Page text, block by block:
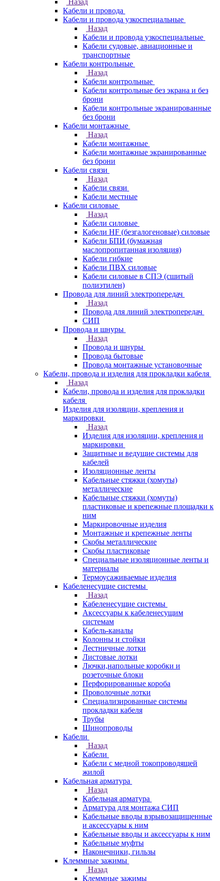
Назад
Кабели и провода
Кабели и провода узкоспециальные
Назад
Кабели и провода узкоспециальные
Кабели судовые, авиационные и
транспортные
Кабели контрольные
Назад
Кабели контрольные
Кабели контрольные без экрана и без
брони
Кабели контрольные экранированные
без брони
Кабели монтажные
Назад
Кабели монтажные
Кабели монтажные экранированные
без брони
Кабели связи
Назад
Кабели связи
Кабели местные
Кабели силовые
Назад
Кабели силовые
Кабели HF (безгалогеновые) силовые
Кабели БПИ (бумажная
маслопропитанная изоляция)
Кабели гибкие
Кабели ПВХ силовые
Кабели силовые в СПЭ (сшитый
полиэтилен)
Провода для линий электропередач
Назад
Провода для линий электропередач
СИП
Провода и шнуры
Назад
Провода и шнуры
Провода бытовые
Провода монтажные установочные
Кабели, провода и изделия для прокладки кабеля
Назад
Кабели, провода и изделия для прокладки
кабеля
Изделия для изоляции, крепления и
маркировки
Назад
Изделия для изоляции, крепления и
маркировки
Защитные и ведущие системы для
кабелей
Изоляционные ленты
Кабельные стяжки (хомуты)
металлические
Кабельные стяжки (хомуты)
пластиковые и крепежные площадки к
ним
Маркировочные изделия
Монтажные и крепежные ленты
Скобы металлические
Скобы пластиковые
Специальные изоляционные ленты и
материалы
Термоусаживаемые изделия
Кабеленесущие системы
Назад
Кабеленесущие системы
Аксессуары к кабеленесущим
системам
Кабель-каналы
Колонны и стойки
Лестничные лотки
Листовые лотки
Лючки,напольные коробки и
розеточные блоки
Перфорированные короба
Проволочные лотки
Специализированные системы
прокладки кабеля
Трубы
Шинопроводы
Кабели
Назад
Кабели
Кабели с медной токопроводящей
жилой
Кабельная арматура
Назад
Кабельная арматура
Арматура для монтажа СИП
Кабельные вводы взрывозащищенные
и аксессуары к ним
Кабельные вводы и аксессуары к ним
Кабельные муфты
Наконечники, гильзы
Клеммные зажимы
Назад
Клеммные зажимы